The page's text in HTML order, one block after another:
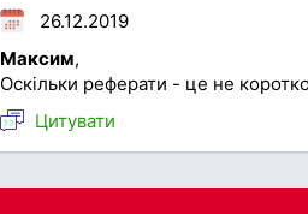
26.12.2019
Максим,
Оскільки реферати - це не
Цитувати